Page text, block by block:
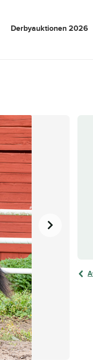
Derbyauktionen 2026